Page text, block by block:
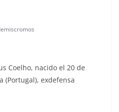
Coelho, nacido el 20 de
(Portugal), exdefensa